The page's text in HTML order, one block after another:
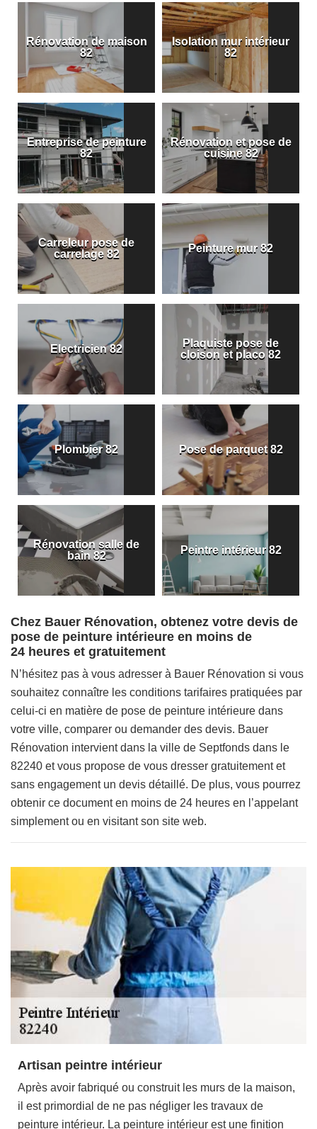
Rénovation de maison
82
Isolation mur intérieur
82
Entreprise de peinture
82
Rénovation et pose de
cuisine 82
Carreleur pose de
carrelage 82
Peinture mur 82
Electricien 82
Plaquiste pose de
cloison et placo 82
Plombier 82 Pose de parquet 82
Rénovation salle de
bain 82
Peintre intérieur 82
Chez Bauer Rénovation, obtenez votre devis de
pose de peinture intérieure en moins de
24 heures et gratuitement
N’hésitez pas à vous adresser à Bauer Rénovation si vous
souhaitez connaître les conditions tarifaires pratiquées par
celui-ci en matière de pose de peinture intérieure dans
votre ville, comparer ou demander des devis. Bauer
Rénovation intervient dans la ville de Septfonds dans le
82240 et vous propose de vous dresser gratuitement et
sans engagement un devis détaillé. De plus, vous pourrez
obtenir ce document en moins de 24 heures en l’appelant
simplement ou en visitant son site web.
Artisan peintre intérieur
Après avoir fabriqué ou construit les murs de la maison,
il est primordial de ne pas négliger les travaux de
peinture intérieur. La peinture intérieur est une finition